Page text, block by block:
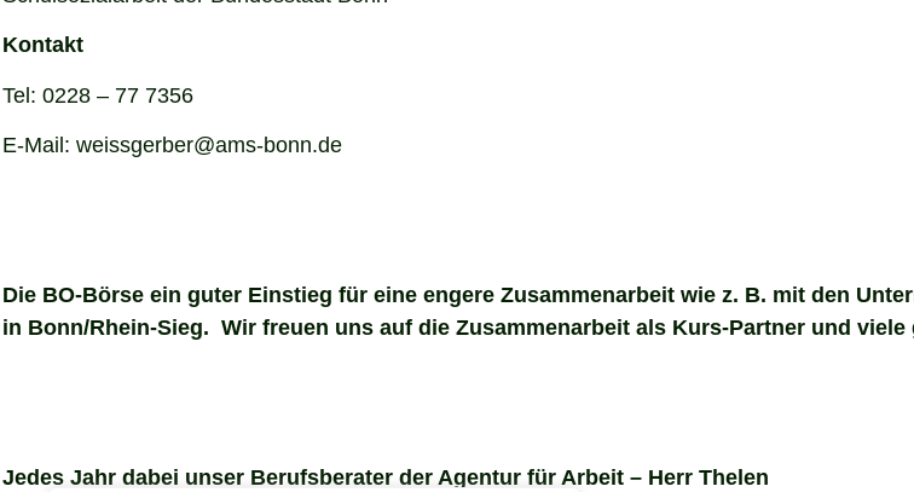
Kontakt
Tel: 0228 – 77 7356
E-Mail: weissgerber@ams-bonn.de
Die BO-Börse ein guter Einstieg für eine engere Zusammenarbeit wie z. B. mit den
in Bonn/Rhein-Sieg. Wir freuen uns auf die Zusammenarbeit als Kurs-Partner und viele
Jedes Jahr dabei unser Berufsberater der Agentur für Arbeit – Herr Thelen